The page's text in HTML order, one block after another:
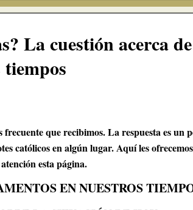
La cuestión acerca de
que recibimos. La respuesta es un
católicos en algún lugar. Aquí les ofrecemos
esta página.
EN NUESTROS